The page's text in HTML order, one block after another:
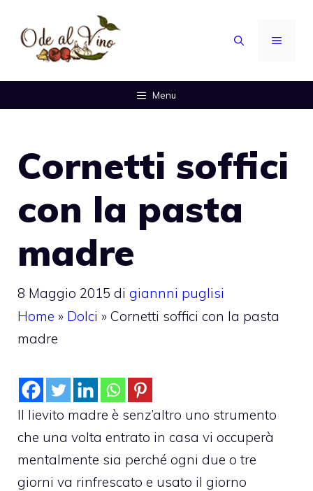
contenuto
MENU
Menu
Cornetti soffici
con la pasta
madre
8 Maggio 2015 di giannni puglisi
Home » Dolci » Cornetti soffici con la pasta
madre
Il lievito madre è senz’altro uno strumento
che una volta entrato in casa vi occuperà
mentalmente sia perché ogni due o tre
giorni va rinfrescato e usato il giorno